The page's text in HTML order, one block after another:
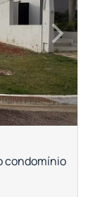
›
Next
condomínio